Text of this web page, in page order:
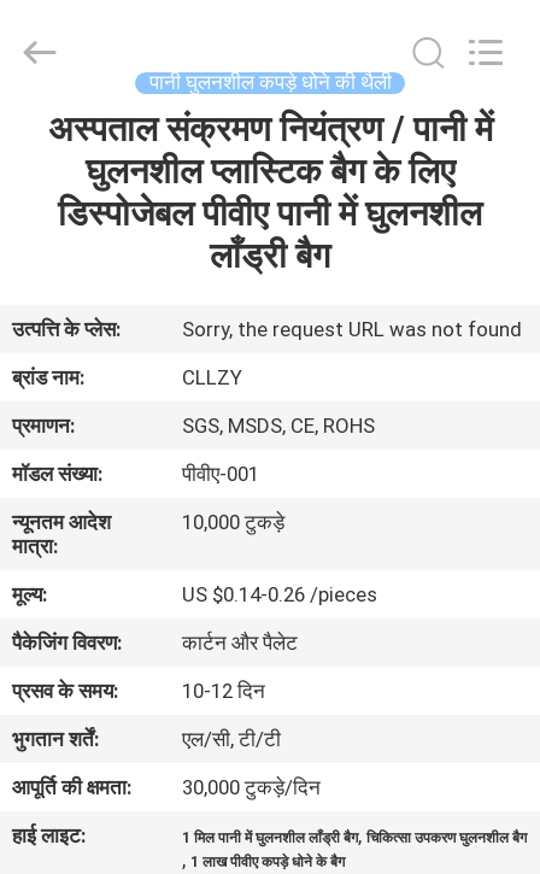
उत्पाद
बारे
में
कारखाने
का
दौरा
गुणवत्ता
नियंत्रण
समाचार
उद्धरण
मांगें
Materials
Reserved.
पानी घुलनशील कपड़े धोने की थैली
अस्पताल संक्रमण नियंत्रण / पानी में
घुलनशील प्लास्टिक बैग के लिए
डिस्पोजेबल पीवीए पानी में घुलनशील
लाँड्री बैग
उत्पत्ति के प्लेस:
Sorry, the request URL was not found
ब्रांड नाम:
CLLZY
प्रमाणन:
SGS, MSDS, CE, ROHS
मॉडल संख्या:
पीवीए-001
न्यूनतम आदेश
मात्रा:
10,000 टुकड़े
मूल्य:
US $0.14-0.26 /pieces
पैकेजिंग विवरण:
कार्टन और पैलेट
प्रसव के समय:
10-12 दिन
भुगतान शर्तें:
एल/सी, टी/टी
आपूर्ति की क्षमता:
30,000 टुकड़े/दिन
हाई लाइट:
1 मिल पानी में घुलनशील लाँड्री बैग,चिकित्सा उपकरण घुलनशील बैग
, 1 लाख पीवीए कपड़े धोने के बैग